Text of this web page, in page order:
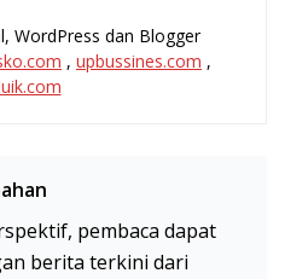
WordPress dan Blogger
, upbussines.com ,
pembaca dapat
berita terkini dari